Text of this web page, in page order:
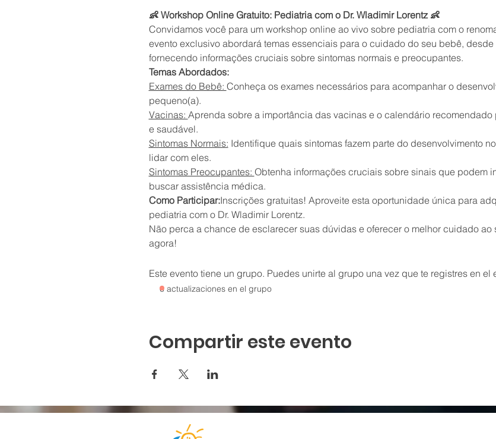
👶 Workshop Online Gratuito: Pediatria com o Dr. Wladimir Lorentz 👶
Convidamos você para um workshop online ao vivo sobre pediatria com o
evento exclusivo abordará temas essenciais para o cuidado do seu bebê,
fornecendo informações cruciais sobre sintomas normais e preocupantes.
Temas Abordados:
Exames do Bebê: Conheça os exames necessários para acompanhar o
pequeno(a).
Vacinas: Aprenda sobre a importância das vacinas e o calendário
e saudável.
Sintomas Normais: Identifique quais sintomas fazem parte do desenvolvimento
lidar com eles.
Sintomas Preocupantes: Obtenha informações cruciais sobre sinais que podem
buscar assistência médica.
Como Participar:Inscrições gratuitas! Aproveite esta oportunidade única para
pediatria com o Dr. Wladimir Lorentz.
Não perca a chance de esclarecer suas dúvidas e oferecer o melhor cuidado
agora!
Este evento tiene un grupo. Puedes unirte al grupo una vez que te registres en el
6 actualizaciones en el grupo
Compartir este evento